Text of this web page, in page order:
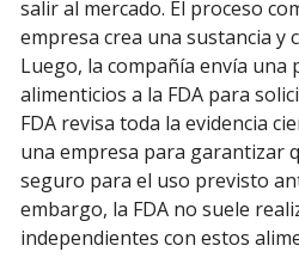
salir al mercado. El proceso
empresa crea una sustancia y
Luego, la compañía envía una
alimenticios a la FDA para
FDA revisa toda la evidencia
una empresa para garantizar
seguro para el uso previsto
embargo, la FDA no suele
independientes con estos